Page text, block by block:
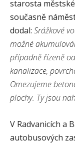
starosta
současně
dodal: Srážkové
možné
případně řízeně
kanalizace,
Omezujeme
plochy. Ty jsou
V Radvanicích a
autobusových